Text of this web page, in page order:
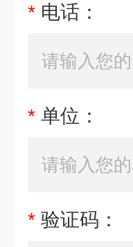
* 电话：
* 单位：
* 验证码：